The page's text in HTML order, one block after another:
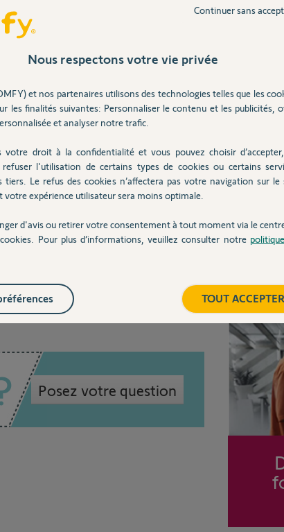
au fil de discussion
via un contact sec par ce
Posez votre question
Pilotage volet plano 1 fréquence 433.92 Mhz
avec
Telecommande keygo pour plusieurs
récepteur ?
Nous respectons votre vie privée
et nos partenaires utilisons des technologies telles que les
les finalités suivantes: Personnaliser le contenu et les publicités,
et analyser notre trafic.
votre droit à la confidentialité et vous pouvez choisir
l'utilisation de certains types de cookies ou certains
tiers. Le refus des cookies n’affectera pas votre navigation sur le
votre expérience utilisateur sera moins optimale.
d'avis ou retirer votre consentement à tout moment via le
Pour plus d’informations, veuillez consulter notre
Continuer sans
TOUT ACCEPTER